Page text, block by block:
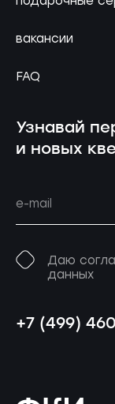
вакансии
FAQ
Узнавай
и новых
Даю
данных
+7 (499)